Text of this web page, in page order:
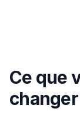
Ce que